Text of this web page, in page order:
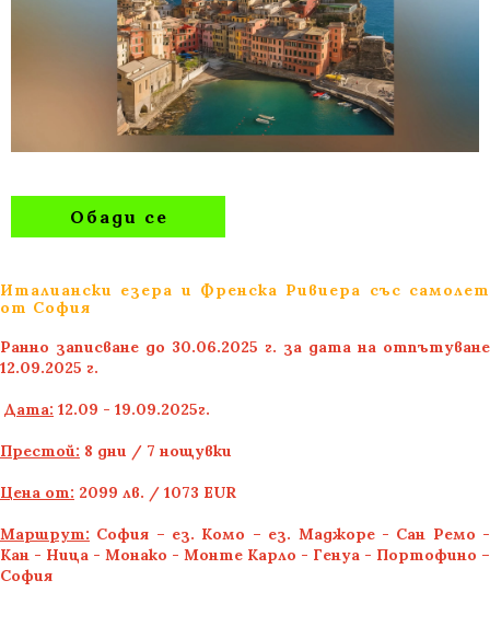
Обади се
Италиански езера и Френска Ривиера със самолет
от София
Ранно записване до 30.06.2025 г. за дата на отпътуване
12.09.2025 г.
Дата: 12.09 - 19.09.2025г.
Престой: 8 дни / 7 нощувки
Цена от: 2099 лв. / 1073 EUR
Маршрут: София – ез. Комо – ез. Маджоре - Сан Ремо -
Кан - Ница - Монако - Монте Карло - Генуа - Портофино –
София